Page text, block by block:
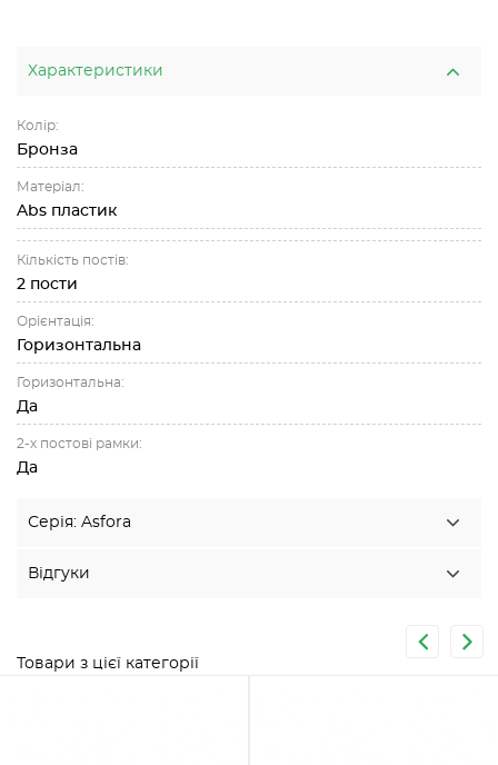
Характеристики
Колір:
Бронза
Матеріал:
Abs пластик
Кількість постів:
2 пости
Орієнтація:
Горизонтальна
Горизонтальна:
Да
2-х постові рамки:
Да
Серія: Asfora
Відгуки
Товари з цієї категорії